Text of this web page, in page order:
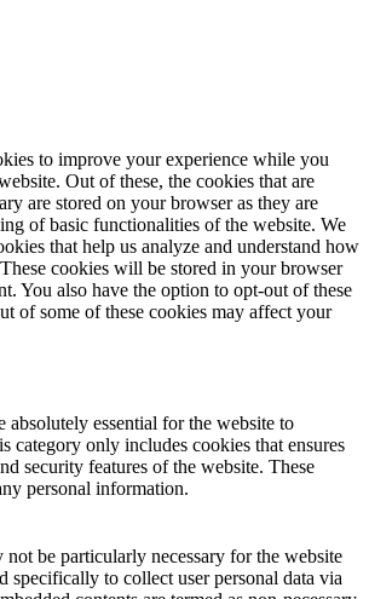
to improve your experience while you
Out of these, the cookies that are
are stored on your browser as they are
of basic functionalities of the website. We
that help us analyze and understand how
cookies will be stored in your browser
You also have the option to opt-out of these
of some of these cookies may affect your
absolutely essential for the website to
category only includes cookies that ensures
security features of the website. These
personal information.
be particularly necessary for the website
specifically to collect user personal data via